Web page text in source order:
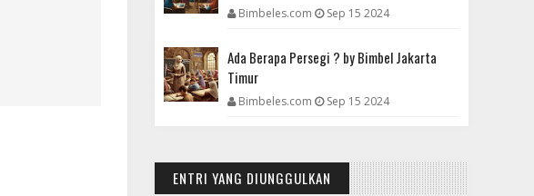
Bimbeles.com Sep 15 2024
Ada Berapa Persegi ? by Bimbel Jakarta
Timur
Bimbeles.com Sep 15 2024
ENTRI YANG DIUNGGULKAN